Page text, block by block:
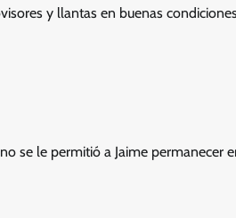
y llantas en buenas
se le permitió a Jaime permanecer